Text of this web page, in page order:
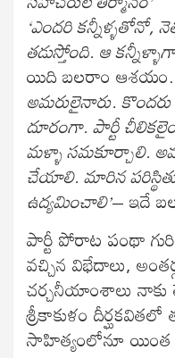
‘ఎందరి కన్నీళ్ళతోనో,
తడుస్తోంది. ఆ
యిది బలరాం ఆశయం.
అమరులైనారు. కొందరు
దూరంగా. పార్టీ
మళ్ళా సమకూర్చాలి.
చేయాలి. మారిన
ఉద్యమించాలి’– ఇదే
పార్టీ పోరాట పంథా
వచ్చిన విభేదాలు,
చర్చనీయాంశాలు
శ్రీకాకుళం
సాహిత్యంలోనూ యింత